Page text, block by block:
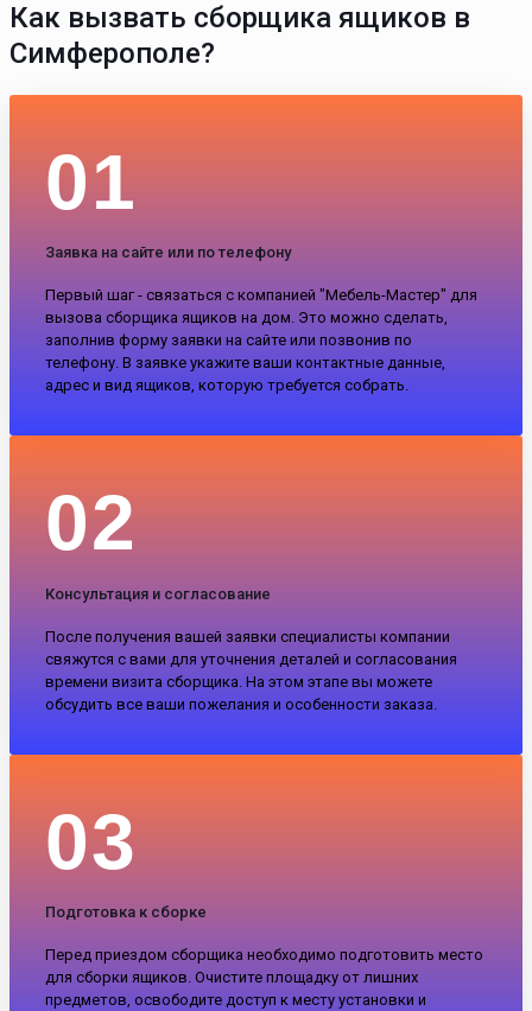
Как вызвать сборщика ящиков в
Симферополе?
01
Заявка на сайте или по телефону
Первый шаг - связаться с компанией "Мебель-Мастер" для
вызова сборщика ящиков на дом. Это можно сделать,
заполнив форму заявки на сайте или позвонив по
телефону. В заявке укажите ваши контактные данные,
адрес и вид ящиков, которую требуется собрать.
02
Консультация и согласование
После получения вашей заявки специалисты компании
свяжутся с вами для уточнения деталей и согласования
времени визита сборщика. На этом этапе вы можете
обсудить все ваши пожелания и особенности заказа.
03
Подготовка к сборке
Перед приездом сборщика необходимо подготовить место
для сборки ящиков. Очистите площадку от лишних
предметов, освободите доступ к месту установки и